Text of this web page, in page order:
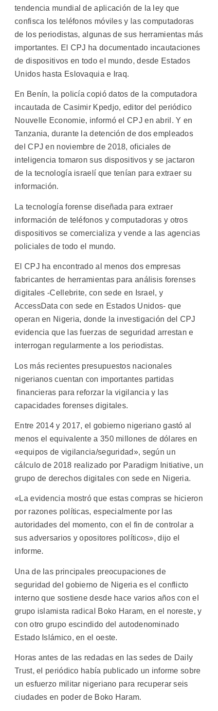
tendencia mundial de aplicación de la ley que
confisca los teléfonos móviles y las computadoras
de los periodistas, algunas de sus herramientas más
importantes. El CPJ ha documentado incautaciones
de dispositivos en todo el mundo, desde Estados
Unidos hasta Eslovaquia e Iraq.
En Benín, la policía copió datos de la computadora
incautada de Casimir Kpedjo, editor del periódico
Nouvelle Economie, informó el CPJ en abril. Y en
Tanzania, durante la detención de dos empleados
del CPJ en noviembre de 2018, oficiales de
inteligencia tomaron sus dispositivos y se jactaron
de la tecnología israelí que tenían para extraer su
información.
La tecnología forense diseñada para extraer
información de teléfonos y computadoras y otros
dispositivos se comercializa y vende a las agencias
policiales de todo el mundo.
El CPJ ha encontrado al menos dos empresas
fabricantes de herramientas para análisis forenses
digitales -Cellebrite, con sede en Israel, y
AccessData con sede en Estados Unidos- que
operan en Nigeria, donde la investigación del CPJ
evidencia que las fuerzas de seguridad arrestan e
interrogan regularmente a los periodistas.
Los más recientes presupuestos nacionales
nigerianos cuentan con importantes partidas
financieras para reforzar la vigilancia y las
capacidades forenses digitales.
Entre 2014 y 2017, el gobierno nigeriano gastó al
menos el equivalente a 350 millones de dólares en
«equipos de vigilancia/seguridad», según un
cálculo de 2018 realizado por Paradigm Initiative, un
grupo de derechos digitales con sede en Nigeria.
«La evidencia mostró que estas compras se hicieron
por razones políticas, especialmente por las
autoridades del momento, con el fin de controlar a
sus adversarios y opositores políticos», dijo el
informe.
Una de las principales preocupaciones de
seguridad del gobierno de Nigeria es el conflicto
interno que sostiene desde hace varios años con el
grupo islamista radical Boko Haram, en el noreste, y
con otro grupo escindido del autodenominado
Estado Islámico, en el oeste.
Horas antes de las redadas en las sedes de Daily
Trust, el periódico había publicado un informe sobre
un esfuerzo militar nigeriano para recuperar seis
ciudades en poder de Boko Haram.